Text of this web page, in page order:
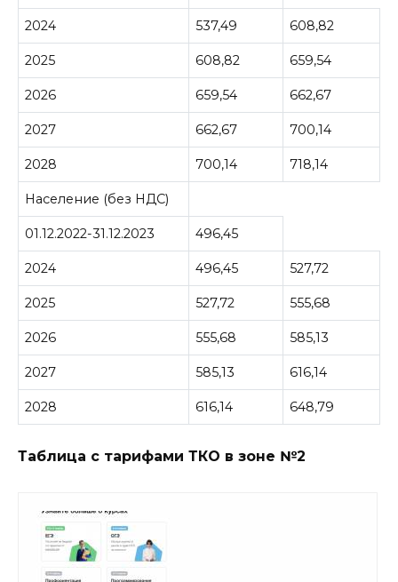
2024 537,49 608,82
2025 608,82 659,54
2026 659,54 662,67
2027 662,67 700,14
2028 700,14 718,14
Население (без НДС)
01.12.2022-31.12.2023 496,45
2024 496,45 527,72
2025 527,72 555,68
2026 555,68 585,13
2027 585,13 616,14
2028 616,14 648,79
Таблица с тарифами ТКО в зоне №2